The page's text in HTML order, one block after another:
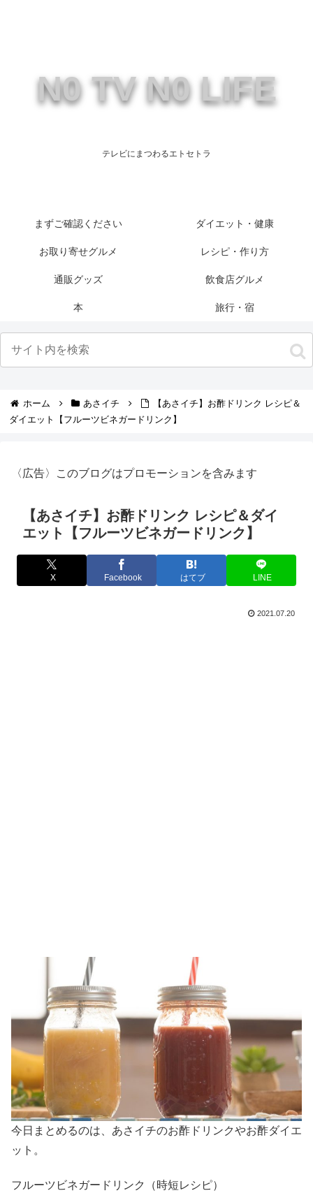
N0 TV N0 LIFE
テレビにまつわるエトセトラ
まずご確認ください ダイエット・健康
お取り寄せグルメ レシピ・作り方
通販グッズ 飲食店グルメ
本 旅行・宿
ホーム あさイチ
【あさイチ】お酢ドリンク レシピ＆
ダイエット【フルーツビネガードリンク】
〈広告〉このブログはプロモーションを含みます
【あさイチ】お酢ドリンク レシピ＆ダイ
エット【フルーツビネガードリンク】
X Facebook はてブ LINE
2021.07.20
今日まとめるのは、あさイチのお酢ドリンクやお酢ダイエ
ット。
フルーツビネガードリンク（時短レシピ）